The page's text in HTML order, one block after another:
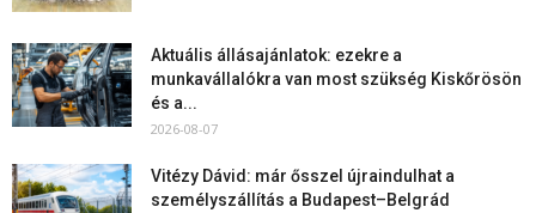
Aktuális állásajánlatok: ezekre a
munkavállalókra van most szükség Kiskőrösön
és a...
2026-08-07
Vitézy Dávid: már ősszel újraindulhat a
személyszállítás a Budapest–Belgrád